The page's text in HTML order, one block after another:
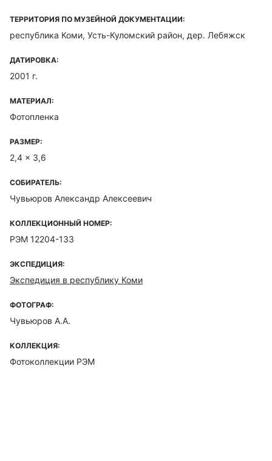
ТЕРРИТОРИЯ ПО МУЗЕЙНОЙ ДОКУМЕНТАЦИИ:
республика Коми, Усть-Куломский район, дер. Лебяжск
ДАТИРОВКА:
2001 г.
МАТЕРИАЛ:
Фотопленка
РАЗМЕР:
2,4 x 3,6
СОБИРАТЕЛЬ:
Чувьюров Александр Алексеевич
КОЛЛЕКЦИОННЫЙ НОМЕР:
РЭМ 12204-133
ЭКСПЕДИЦИЯ:
Экспедиция в республику Коми
ФОТОГРАФ:
Чувьюров А.А.
КОЛЛЕКЦИЯ:
Фотоколлекции РЭМ